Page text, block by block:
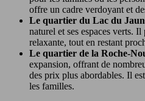
offre un cadre verdoyant et
Le quartier du Lac du
naturel et ses espaces verts.
relaxante, tout en restant
Le quartier de la Roche-
expansion, offrant de
des prix plus abordables. Il
les familles.